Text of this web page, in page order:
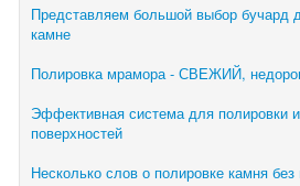
Представляем большой выбор бучард
камне
Полировка мрамора - СВЕЖИЙ,
Эффективная система для полировки
поверхностей
Несколько слов о полировке камня